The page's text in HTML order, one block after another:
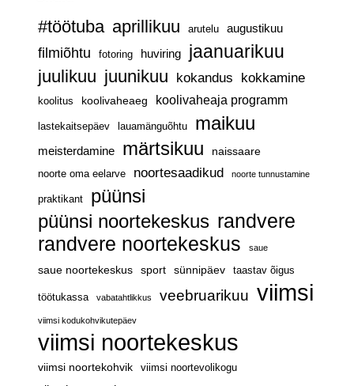
#töötuba aprillikuu arutelu augustikuu
filmiõhtu fotoring huviring jaanuarikuu
juulikuu juunikuu kokandus kokkamine
koolitus koolivaheaeg koolivaheaja programm
lastekaitsepäev lauamänguõhtu maikuu
meisterdamine märtsikuu naissaare
noorte oma eelarve noortesaadikud noorte tunnustamine
praktikant
püünsi
püünsi noortekeskus randvere
randvere noortekeskus
saue
saue noortekeskus sport sünnipäev taastav õigus
töötukassa vabatahtlikkus veebruarikuu viimsi
viimsi kodukohvikutepäev
viimsi noortekeskus
viimsi noortekohvik viimsi noortevolikogu